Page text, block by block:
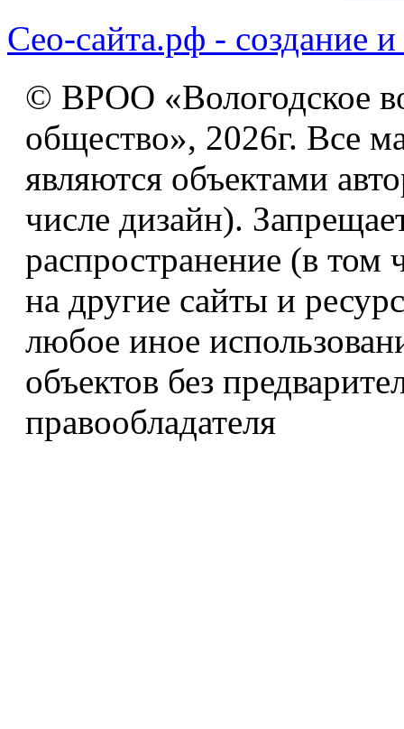
Сео-сайта.рф - создание и
© ВРОО «Вологодское
общество», 2026г. Все
являются объектами
числе дизайн).
распространение (в том
на другие сайты и
любое иное
объектов без
правообладателя